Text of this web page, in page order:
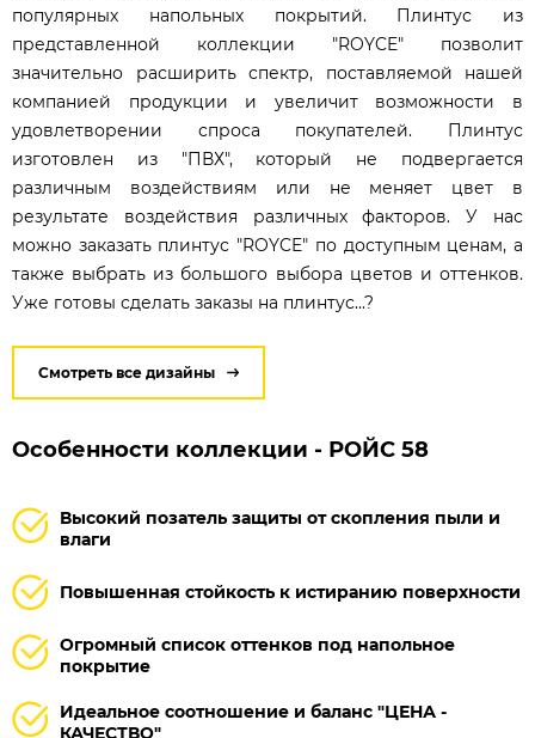
популярных напольных покрытий. Плинтус из
представленной коллекции "ROYCE" позволит
значительно расширить спектр, поставляемой нашей
компанией продукции и увеличит возможности в
удовлетворении спроса покупателей. Плинтус
изготовлен из "ПВХ", который не подвергается
различным воздействиям или не меняет цвет в
результате воздействия различных факторов. У нас
можно заказать плинтус "ROYCE" по доступным ценам, а
также выбрать из большого выбора цветов и оттенков.
Уже готовы сделать заказы на плинтус...?
Смотреть все дизайны
Особенности коллекции - РОЙС 58
Высокий позатель защиты от скопления пыли и
влаги
Повышенная стойкость к истиранию поверхности
Огромный список оттенков под напольное
покрытие
Идеальное соотношение и баланс "ЦЕНА -
КАЧЕСТВО"